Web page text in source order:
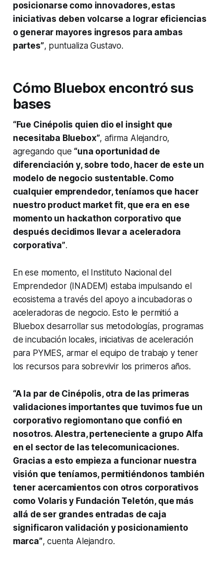
posicionarse como innovadores, estas
iniciativas deben volcarse a lograr eficiencias
o generar mayores ingresos para ambas
partes”, puntualiza Gustavo.
Cómo Bluebox encontró sus
bases
“Fue Cinépolis quien dio el insight que
necesitaba Bluebox”, afirma Alejandro,
agregando que “una oportunidad de
diferenciación y, sobre todo, hacer de este un
modelo de negocio sustentable. Como
cualquier emprendedor, teníamos que hacer
nuestro product market fit, que era en ese
momento un hackathon corporativo que
después decidimos llevar a aceleradora
corporativa”.
En ese momento, el Instituto Nacional del
Emprendedor (INADEM) estaba impulsando el
ecosistema a través del apoyo a incubadoras o
aceleradoras de negocio. Esto le permitió a
Bluebox desarrollar sus metodologías, programas
de incubación locales, iniciativas de aceleración
para PYMES, armar el equipo de trabajo y tener
los recursos para sobrevivir los primeros años.
“A la par de Cinépolis, otra de las primeras
validaciones importantes que tuvimos fue un
corporativo regiomontano que confió en
nosotros. Alestra, perteneciente a grupo Alfa
en el sector de las telecomunicaciones.
Gracias a esto empieza a funcionar nuestra
visión que teníamos, permitiéndonos también
tener acercamientos con otros corporativos
como Volaris y Fundación Teletón, que más
allá de ser grandes entradas de caja
significaron validación y posicionamiento
marca”, cuenta Alejandro.